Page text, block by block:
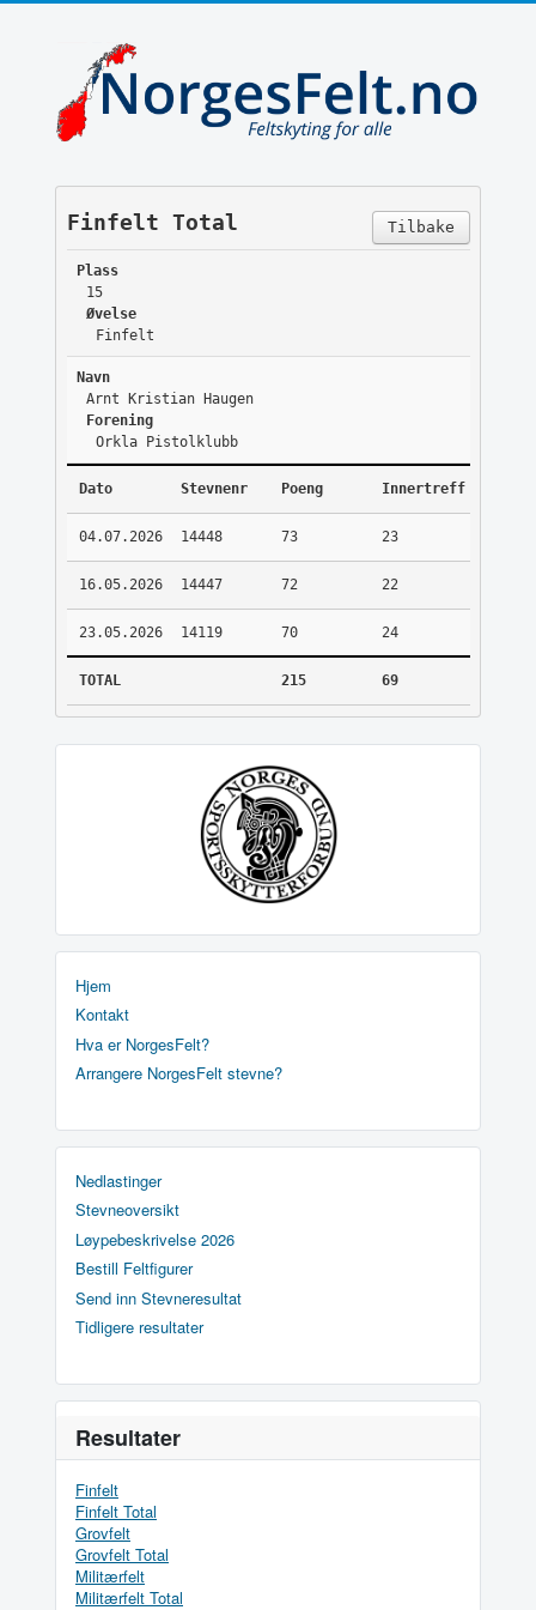
Tilbake
Finfelt Total
Plass
15
Øvelse
Finfelt
Navn
Arnt Kristian Haugen
Forening
Orkla Pistolklubb
Dato Stevnenr Poeng Innertreff
04.07.2026 14448 73 23
16.05.2026 14447 72 22
23.05.2026 14119 70 24
TOTAL 215 69
Hjem
Kontakt
Hva er NorgesFelt?
Arrangere NorgesFelt stevne?
Nedlastinger
Stevneoversikt
Løypebeskrivelse 2026
Bestill Feltfigurer
Send inn Stevneresultat
Tidligere resultater
Resultater
Finfelt
Finfelt Total
Grovfelt
Grovfelt Total
Militærfelt
Militærfelt Total